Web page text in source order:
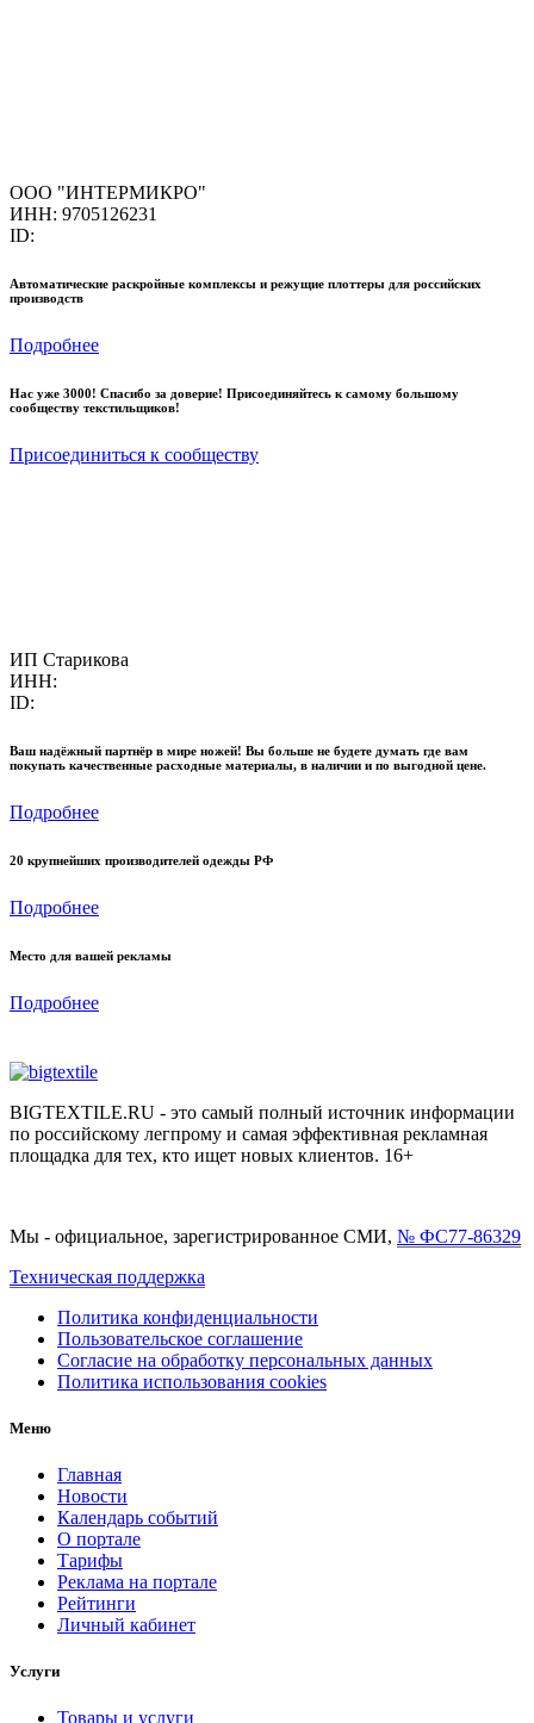
ООО "ИНТЕРМИКРО"
ИНН: 9705126231
ID:
Автоматические раскройные комплексы и режущие плоттеры для российских
производств
Подробнее
Нас уже 3000! Спасибо за доверие! Присоединяйтесь к самому большому
сообществу текстильщиков!
Присоединиться к сообществу
ИП Старикова
ИНН:
ID:
Ваш надёжный партнёр в мире ножей! Вы больше не будете думать где вам
покупать качественные расходные материалы, в наличии и по выгодной цене.
Подробнее
20 крупнейших производителей одежды РФ
Подробнее
Место для вашей рекламы
Подробнее
BIGTEXTILE.RU - это самый полный источник информации
по российскому легпрому и самая эффективная рекламная
площадка для тех, кто ищет новых клиентов. 16+
Мы - официальное, зарегистрированное СМИ, № ФС77-86329
Техническая поддержка
Политика конфиденциальности
Пользовательское соглашение
Согласие на обработку персональных данных
Политика использования cookies
Меню
Главная
Новости
Календарь событий
О портале
Тарифы
Реклама на портале
Рейтинги
Личный кабинет
Услуги
Товары и услуги